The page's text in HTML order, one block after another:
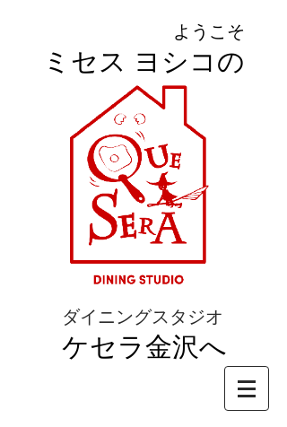
ようこそ
ミセス ヨシコの
ダイニングスタジオ
ケセラ金沢へ